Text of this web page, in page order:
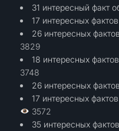
31 интересный факт
17 интересных
26 интересных
3829
18 интересных
3748
26 интересных
17 интересных
3572
35 интересных